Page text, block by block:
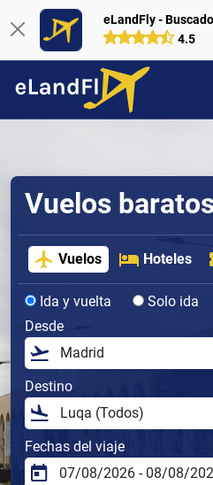
eLandFly -
4.5
Vuelos
Vuelos Hoteles
Ida y vuelta Solo ida
Desde
Destino
Fechas del viaje